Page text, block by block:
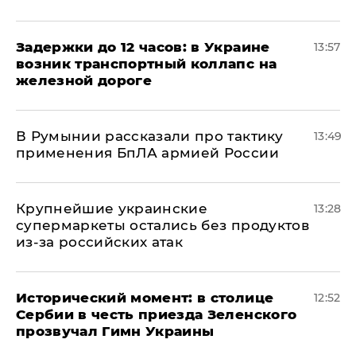
Задержки до 12 часов: в Украине
возник транспортный коллапс на
железной дороге
13:57
В Румынии рассказали про тактику
применения БпЛА армией России
13:49
Крупнейшие украинские
супермаркеты остались без продуктов
из-за российских атак
13:28
Исторический момент: в столице
Сербии в честь приезда Зеленского
прозвучал Гимн Украины
12:52